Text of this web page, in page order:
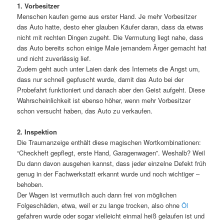
1. Vorbesitzer
Menschen kaufen gerne aus erster Hand. Je mehr Vorbesitzer
das Auto hatte, desto eher glauben Käufer daran, dass da etwas
nicht mit rechten Dingen zugeht. Die Vermutung liegt nahe, dass
das Auto bereits schon einige Male jemandem Ärger gemacht hat
und nicht zuverlässig lief.
Zudem geht auch unter Laien dank des Internets die Angst um,
dass nur schnell gepfuscht wurde, damit das Auto bei der
Probefahrt funktioniert und danach aber den Geist aufgeht. Diese
Wahrscheinlichkeit ist ebenso höher, wenn mehr Vorbesitzer
schon versucht haben, das Auto zu verkaufen.
2. Inspektion
Die Traumanzeige enthält diese magischen Wortkombinationen:
“Checkheft gepflegt, erste Hand, Garagenwagen”. Weshalb? Weil
Du dann davon ausgehen kannst, dass jeder einzelne Defekt früh
genug in der Fachwerkstatt erkannt wurde und noch wichtiger –
behoben.
Der Wagen ist vermutlich auch dann frei von möglichen
Folgeschäden, etwa, weil er zu lange trocken, also ohneÖl
gefahren wurde oder sogar vielleicht einmal heiß gelaufen ist und